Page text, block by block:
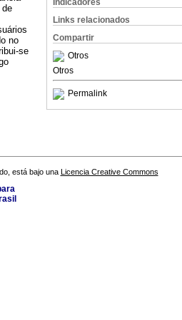
Indicadores
Links relacionados
Compartir
Otros
Otros
Permalink
de
no
se
está bajo una Licencia Creative Commons